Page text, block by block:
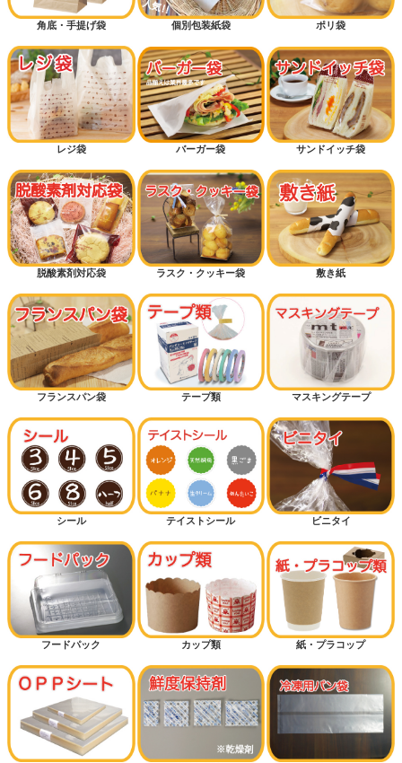
角底・手提げ袋 個別包装紙袋 ポリ袋
レジ袋 バーガー袋 サンドイッチ袋
脱酸素剤対応袋 ラスク・クッキー袋 敷き紙
フランスパン袋 テープ類 マスキングテープ
シール テイストシール ビニタイ
フードパック カップ類 紙・プラコップ